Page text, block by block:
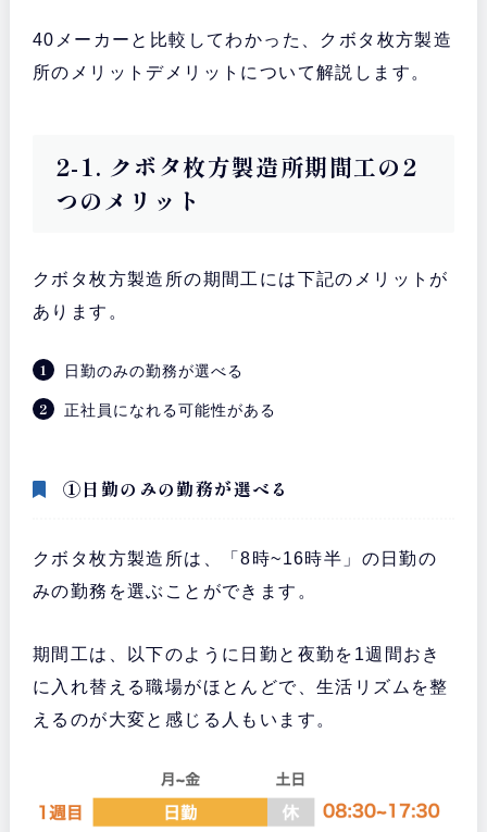
40メーカーと比較してわかった、クボタ枚方製造
所のメリットデメリットについて解説します。
2-1. クボタ枚方製造所期間工の2
つのメリット
クボタ枚方製造所の期間工には下記のメリットが
あります。
日勤のみの勤務が選べる
正社員になれる可能性がある
①日勤のみの勤務が選べる
クボタ枚方製造所は、「8時~16時半」の日勤の
みの勤務を選ぶことができます。
期間工は、以下のように日勤と夜勤を1週間おき
に入れ替える職場がほとんどで、生活リズムを整
えるのが大変と感じる人もいます。